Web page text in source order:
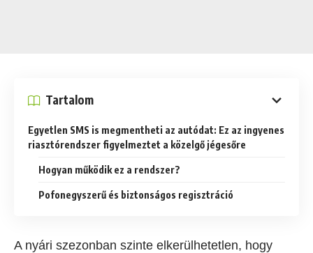
Tartalom
Egyetlen SMS is megmentheti az autódat: Ez az ingyenes
riasztórendszer figyelmeztet a közelgő jégesőre
Hogyan működik ez a rendszer?
Pofonegyszerű és biztonságos regisztráció
A nyári szezonban szinte elkerülhetetlen, hogy